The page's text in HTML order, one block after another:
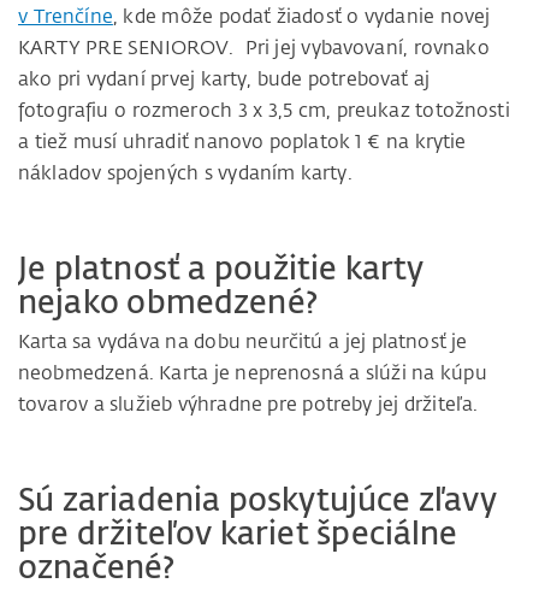
v Trenčíne , kde môže podať žiadosť o vydanie novej
KARTY PRE SENIOROV. Pri jej vybavovaní, rovnako
ako pri vydaní prvej karty, bude potrebovať aj
fotografiu o rozmeroch 3 x 3,5 cm, preukaz totožnosti
a tiež musí uhradiť nanovo poplatok 1 € na krytie
nákladov spojených s vydaním karty.
Je platnosť a použitie karty
nejako obmedzené?
Karta sa vydáva na dobu neurčitú a jej platnosť je
neobmedzená. Karta je neprenosná a slúži na kúpu
tovarov a služieb výhradne pre potreby jej držiteľa.
Sú zariadenia poskytujúce zľavy
pre držiteľov kariet špeciálne
označené?